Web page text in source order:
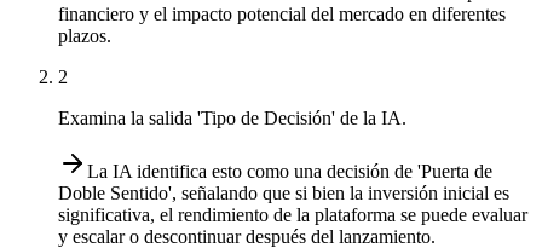
financiero y el impacto potencial del mercado en diferentes
plazos.
2
Examina la salida 'Tipo de Decisión' de la IA.
La IA identifica esto como una decisión de 'Puerta de
Doble Sentido', señalando que si bien la inversión inicial es
significativa, el rendimiento de la plataforma se puede evaluar
y escalar o descontinuar después del lanzamiento.